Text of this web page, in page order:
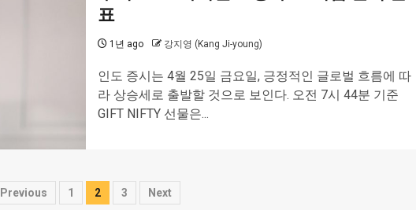
표
1년 ago 강지영 (Kang Ji-young)
인도 증시는 4월 25일 금요일, 긍정적인 글로벌 흐름에 따
라 상승세로 출발할 것으로 보인다. 오전 7시 44분 기준
GIFT NIFTY 선물은...
글
Previous 1 2 3 Next